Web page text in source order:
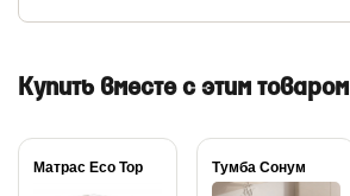
Купить вместе с этим товаром
Матрас Eco Top Тумба Сонум